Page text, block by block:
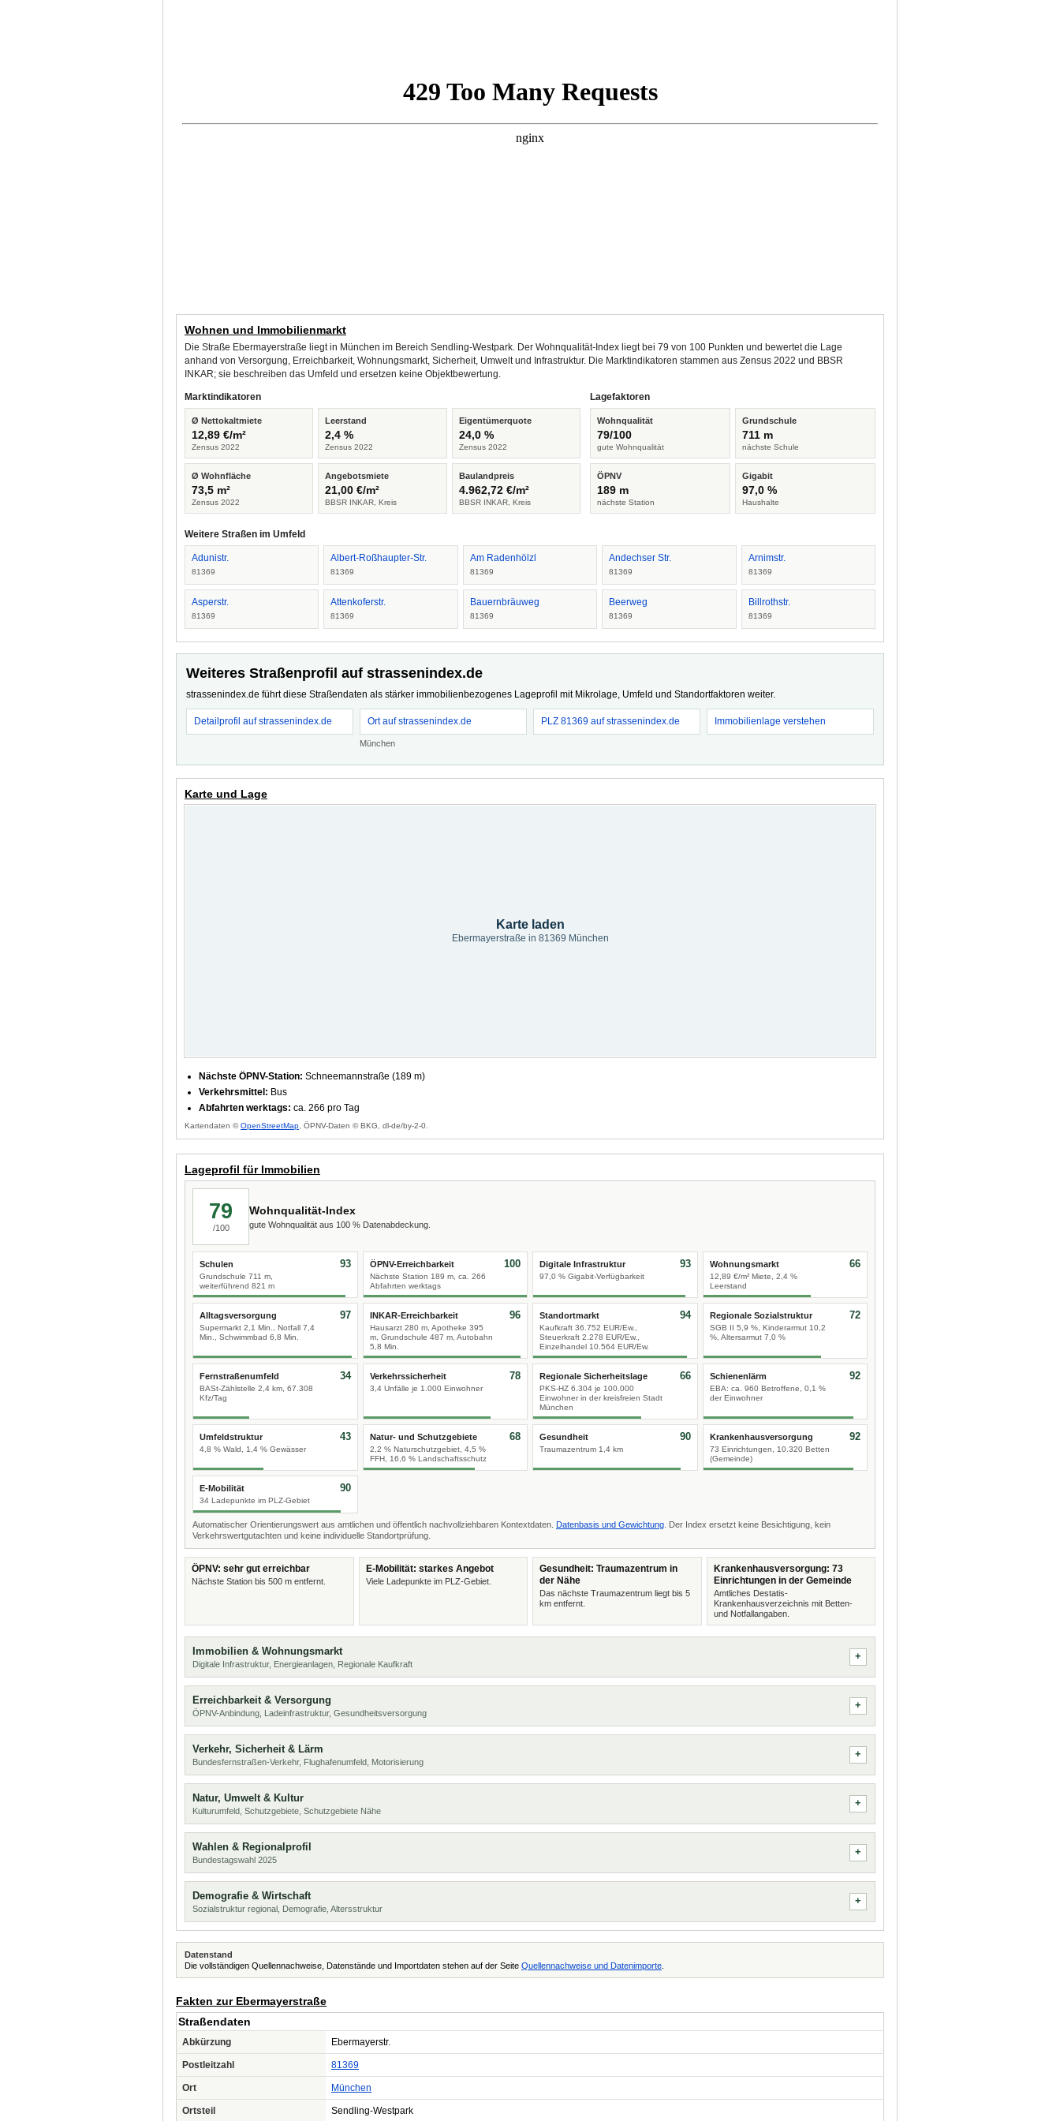
Wohnen und Immobilienmarkt
Die Straße Ebermayerstraße liegt in München im Bereich Sendling-Westpark. Der Wohnqualität-Index liegt bei 79 von 100 Punkten und bewertet die Lage
anhand von Versorgung, Erreichbarkeit, Wohnungsmarkt, Sicherheit, Umwelt und Infrastruktur. Die Marktindikatoren stammen aus Zensus 2022 und BBSR
INKAR; sie beschreiben das Umfeld und ersetzen keine Objektbewertung.
Marktindikatoren
Ø Nettokaltmiete
12,89 €/m²
Zensus 2022
Leerstand
2,4 %
Zensus 2022
Eigentümerquote
24,0 %
Zensus 2022
Ø Wohnfläche
73,5 m²
Zensus 2022
Angebotsmiete
21,00 €/m²
BBSR INKAR, Kreis
Baulandpreis
4.962,72 €/m²
BBSR INKAR, Kreis
Lagefaktoren
Wohnqualität
79/100
gute Wohnqualität
Grundschule
711 m
nächste Schule
ÖPNV
189 m
nächste Station
Gigabit
97,0 %
Haushalte
Weitere Straßen im Umfeld
Adunistr.
81369
Albert-Roßhaupter-Str.
81369
Am Radenhölzl
81369
Andechser Str.
81369
Arnimstr.
81369
Asperstr.
81369
Attenkoferstr.
81369
Bauernbräuweg
81369
Beerweg
81369
Billrothstr.
81369
Weiteres Straßenprofil auf strassenindex.de
strassenindex.de führt diese Straßendaten als stärker immobilienbezogenes Lageprofil mit Mikrolage, Umfeld und Standortfaktoren weiter.
Detailprofil auf strassenindex.de Ort auf strassenindex.de
München
PLZ 81369 auf strassenindex.de Immobilienlage verstehen
Karte und Lage
Karte laden
Ebermayerstraße in 81369 München
Nächste ÖPNV-Station: Schneemannstraße (189 m)
Verkehrsmittel: Bus
Abfahrten werktags: ca. 266 pro Tag
Kartendaten ©OpenStreetMap , ÖPNV-Daten © BKG, dl-de/by-2-0.
Lageprofil für Immobilien
79
/100
Wohnqualität-Index
gute Wohnqualität aus 100 % Datenabdeckung.
Schulen
Grundschule 711 m,
weiterführend 821 m
93 ÖPNV-Erreichbarkeit
Nächste Station 189 m, ca. 266
Abfahrten werktags
100 Digitale Infrastruktur
97,0 % Gigabit-Verfügbarkeit
93 Wohnungsmarkt
12,89 €/m² Miete, 2,4 %
Leerstand
66
Alltagsversorgung
Supermarkt 2,1 Min., Notfall 7,4
Min., Schwimmbad 6,8 Min.
97 INKAR-Erreichbarkeit
Hausarzt 280 m, Apotheke 395
m, Grundschule 487 m, Autobahn
5,8 Min.
96 Standortmarkt
Kaufkraft 36.752 EUR/Ew.,
Steuerkraft 2.278 EUR/Ew.,
Einzelhandel 10.564 EUR/Ew.
94 Regionale Sozialstruktur
SGB II 5,9 %, Kinderarmut 10,2
%, Altersarmut 7,0 %
72
Fernstraßenumfeld
BASt-Zählstelle 2,4 km, 67.308
Kfz/Tag
34 Verkehrssicherheit
3,4 Unfälle je 1.000 Einwohner
78 Regionale Sicherheitslage
PKS-HZ 6.304 je 100.000
Einwohner in der kreisfreien Stadt
München
66 Schienenlärm
EBA: ca. 960 Betroffene, 0,1 %
der Einwohner
92
Umfeldstruktur
4,8 % Wald, 1,4 % Gewässer
43 Natur- und Schutzgebiete
2,2 % Naturschutzgebiet, 4,5 %
FFH, 16,6 % Landschaftsschutz
68 Gesundheit
Traumazentrum 1,4 km
90 Krankenhausversorgung
73 Einrichtungen, 10.320 Betten
(Gemeinde)
92
E-Mobilität
34 Ladepunkte im PLZ-Gebiet
90
Automatischer Orientierungswert aus amtlichen und öffentlich nachvollziehbaren Kontextdaten. Datenbasis und Gewichtung . Der Index ersetzt keine Besichtigung, kein
Verkehrswertgutachten und keine individuelle Standortprüfung.
ÖPNV: sehr gut erreichbar
Nächste Station bis 500 m entfernt.
E-Mobilität: starkes Angebot
Viele Ladepunkte im PLZ-Gebiet.
Gesundheit: Traumazentrum in
der Nähe
Das nächste Traumazentrum liegt bis 5
km entfernt.
Krankenhausversorgung: 73
Einrichtungen in der Gemeinde
Amtliches Destatis-
Krankenhausverzeichnis mit Betten-
und Notfallangaben.
Immobilien & Wohnungsmarkt
Digitale Infrastruktur, Energieanlagen, Regionale Kaufkraft
Erreichbarkeit & Versorgung
ÖPNV-Anbindung, Ladeinfrastruktur, Gesundheitsversorgung
Verkehr, Sicherheit & Lärm
Bundesfernstraßen-Verkehr, Flughafenumfeld, Motorisierung
Natur, Umwelt & Kultur
Kulturumfeld, Schutzgebiete, Schutzgebiete Nähe
Wahlen & Regionalprofil
Bundestagswahl 2025
Demografie & Wirtschaft
Sozialstruktur regional, Demografie, Altersstruktur
Datenstand
Die vollständigen Quellennachweise, Datenstände und Importdaten stehen auf der Seite Quellennachweise und Datenimporte
Fakten zur Ebermayerstraße
Straßendaten
Abkürzung Ebermayerstr.
Postleitzahl 81369
Ort München
Ortsteil Sendling-Westpark